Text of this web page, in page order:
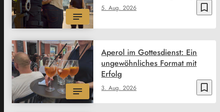
bookmark_border
5. Aug. 2026
bookmark_border
3. Aug. 2026
Aperol im Gottesdienst: Ein
ungewöhnliches Format mit
Erfolg